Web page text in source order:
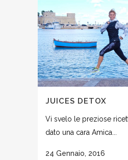
JUICES DETOX
Vi svelo le preziose
dato una cara Amica...
24 Gennaio, 2016